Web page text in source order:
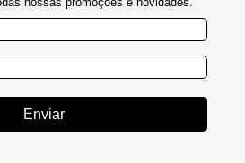
Enviar